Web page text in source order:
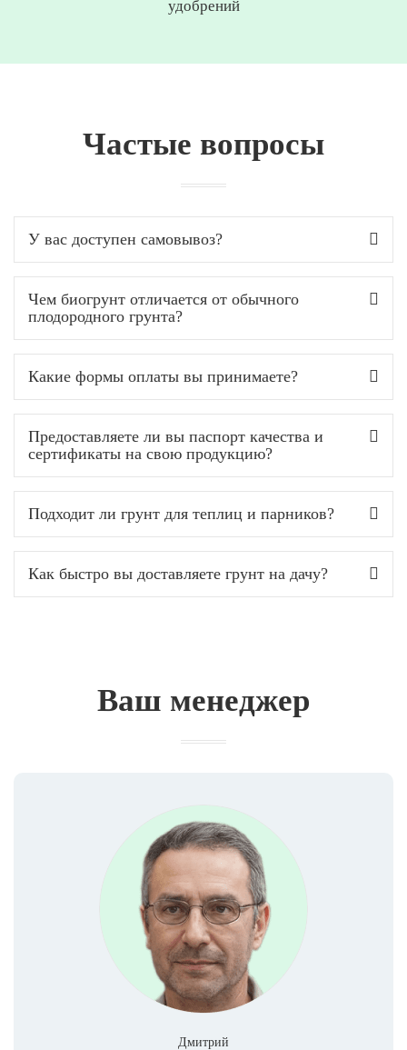
удобрений
Частые вопросы
У вас доступен самовывоз?
Чем биогрунт отличается от обычного
плодородного грунта?
Какие формы оплаты вы принимаете?
Предоставляете ли вы паспорт качества и
сертификаты на свою продукцию?
Подходит ли грунт для теплиц и парников?
Как быстро вы доставляете грунт на дачу?
Ваш менеджер
Дмитрий